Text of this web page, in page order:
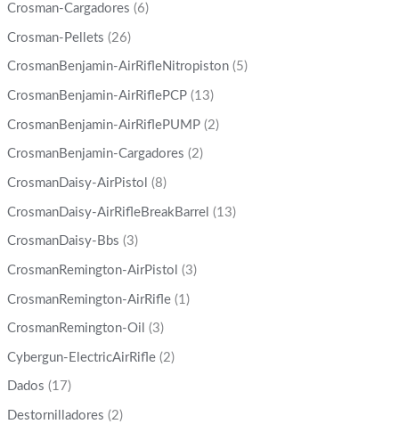
Crosman-Cargadores (6)
Crosman-Pellets (26)
CrosmanBenjamin-AirRifleNitropiston (5)
CrosmanBenjamin-AirRiflePCP (13)
CrosmanBenjamin-AirRiflePUMP (2)
CrosmanBenjamin-Cargadores (2)
CrosmanDaisy-AirPistol (8)
CrosmanDaisy-AirRifleBreakBarrel (13)
CrosmanDaisy-Bbs (3)
CrosmanRemington-AirPistol (3)
CrosmanRemington-AirRifle (1)
CrosmanRemington-Oil (3)
Cybergun-ElectricAirRifle (2)
Dados (17)
Destornilladores (2)